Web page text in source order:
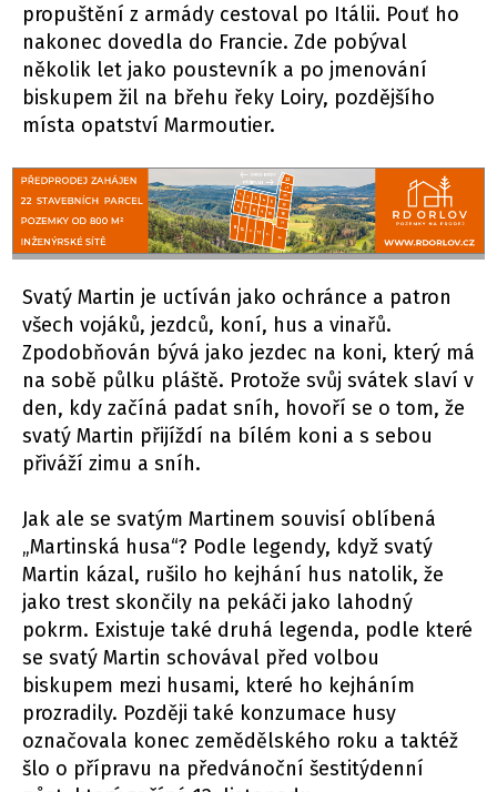
propuštění z armády cestoval po Itálii. Pouť ho
nakonec dovedla do Francie. Zde pobýval
několik let jako poustevník a po jmenování
biskupem žil na břehu řeky Loiry, pozdějšího
místa opatství Marmoutier.
Svatý Martin je uctíván jako ochránce a patron
všech vojáků, jezdců, koní, hus a vinařů.
Zpodobňován bývá jako jezdec na koni, který má
na sobě půlku pláště. Protože svůj svátek slaví v
den, kdy začíná padat sníh, hovoří se o tom, že
svatý Martin přijíždí na bílém koni a s sebou
přiváží zimu a sníh.
Jak ale se svatým Martinem souvisí oblíbená
„Martinská husa“? Podle legendy, když svatý
Martin kázal, rušilo ho kejhání hus natolik, že
jako trest skončily na pekáči jako lahodný
pokrm. Existuje také druhá legenda, podle které
se svatý Martin schovával před volbou
biskupem mezi husami, které ho kejháním
prozradily. Později také konzumace husy
označovala konec zemědělského roku a taktéž
šlo o přípravu na předvánoční šestitýdenní